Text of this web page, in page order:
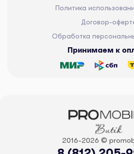
Политика
Договор-
Обработка
Принимаем к
2016-2026 ©